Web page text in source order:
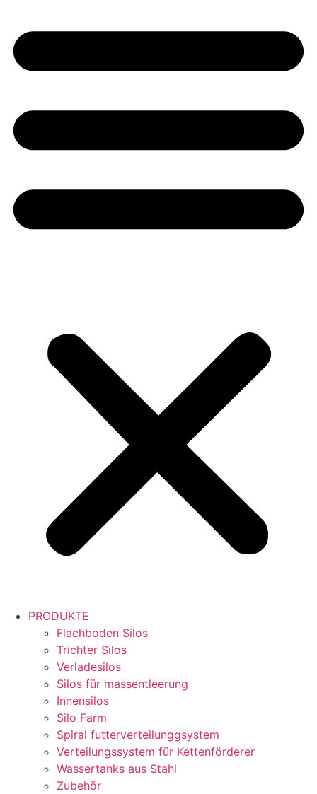
PRODUKTE
Flachboden Silos
Trichter Silos
Verladesilos
Silos für massentleerung
Innensilos
Silo Farm
Spiral futterverteilunggsystem
Verteilungssystem für Kettenförderer
Wassertanks aus Stahl
Zubehör